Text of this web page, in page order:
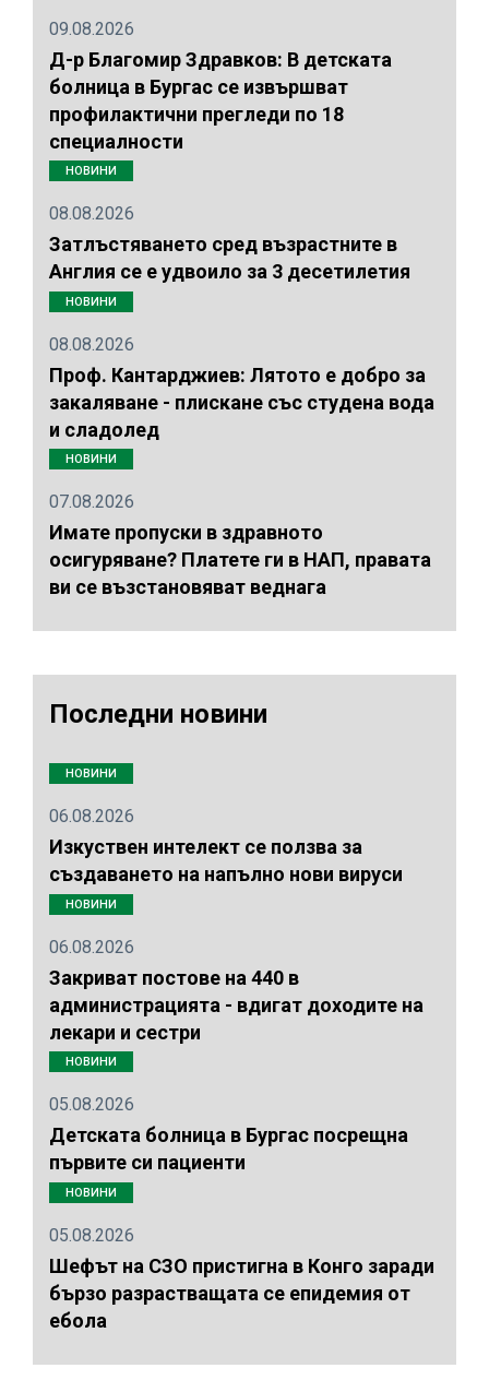
09.08.2026
Д-р Благомир Здравков: В детската
болница в Бургас се извършват
профилактични прегледи по 18
специалности
НОВИНИ
08.08.2026
Затлъстяването сред възрастните в
Англия се е удвоило за 3 десетилетия
НОВИНИ
08.08.2026
Проф. Кантарджиев: Лятото е добро за
закаляване - плискане със студена вода
и сладолед
НОВИНИ
07.08.2026
Имате пропуски в здравното
осигуряване? Платете ги в НАП, правата
ви се възстановяват веднага
Последни новини
НОВИНИ
06.08.2026
Изкуствен интелект се ползва за
създаването на напълно нови вируси
НОВИНИ
06.08.2026
Закриват постове на 440 в
администрацията - вдигат доходите на
лекари и сестри
НОВИНИ
05.08.2026
Детската болница в Бургас посрещна
първите си пациенти
НОВИНИ
05.08.2026
Шефът на СЗО пристигна в Конго заради
бързо разрастващата се епидемия от
ебола